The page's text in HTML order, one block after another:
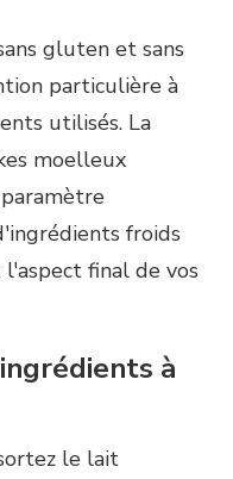
gluten et sans
particulière à
utilisés. La
moelleux
froids
final de vos
à
le lait